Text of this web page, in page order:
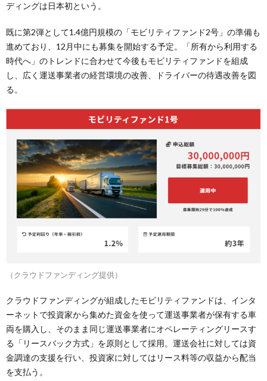
ディングは日本初という。
既に第2弾として1.4億円規模の「モビリティファンド2号」の準備も
進めており、12月中にも募集を開始する予定。「所有から利用する
時代へ」のトレンドに合わせて今後もモビリティファンドを組成
し、広く運送事業者の経営環境の改善、ドライバーの待遇改善を図
る。
（クラウドファンディング提供）
クラウドファンディングが組成したモビリティファンドは、インタ
ーネットで投資家から集めた資金を使って運送事業者が保有する車
両を購入し、そのまま同じ運送事業者にオペレーティングリースす
る「リースバック方式」を原則として採用。運送会社に対しては資
金調達の支援を行い、投資家に対してはリース料等の収益から配当
を支払う。